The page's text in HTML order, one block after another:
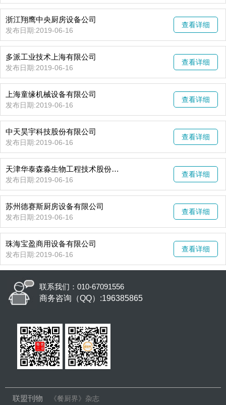
浙江翔鹰中央厨房设备公司
发布日期:2019-06-16
查看详细
多派工业技术上海有限公司
发布日期:2019-06-16
查看详细
上海童缘机械设备有限公司
发布日期:2019-06-16
查看详细
中天昊宇科技股份有限公司
发布日期:2019-06-16
查看详细
天津华泰森淼生物工程技术股份有限公司
发布日期:2019-06-16
查看详细
​苏州德赛斯厨房设备有限公司
发布日期:2019-06-16
查看详细
珠海宝盈商用设备有限公司
发布日期:2019-06-16
查看详细
联系我们：010-67091556
商务咨询（QQ）:196385865
联盟刊物 《餐厨界》杂志